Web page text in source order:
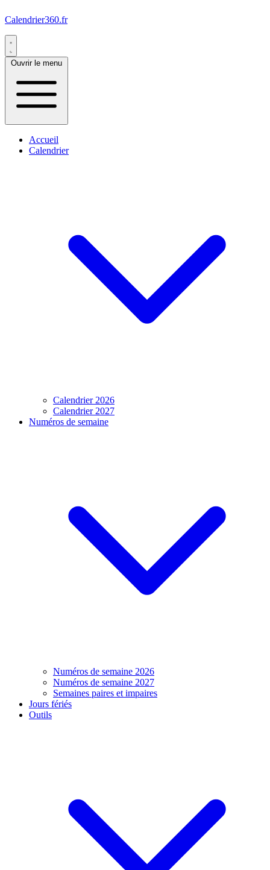
Calendrier360.fr
Ouvrir le menu
Accueil
Calendrier
Calendrier 2026
Calendrier 2027
Numéros de semaine
Numéros de semaine 2026
Numéros de semaine 2027
Semaines paires et impaires
Jours fériés
Outils